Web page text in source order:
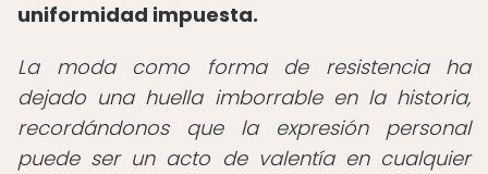
uniformidad impuesta.
La moda como forma de resistencia ha
dejado una huella imborrable en la historia,
recordándonos que la expresión personal
puede ser un acto de valentía en cualquier